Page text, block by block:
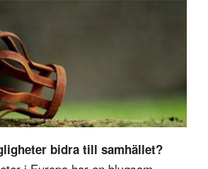
bidra till samhället?